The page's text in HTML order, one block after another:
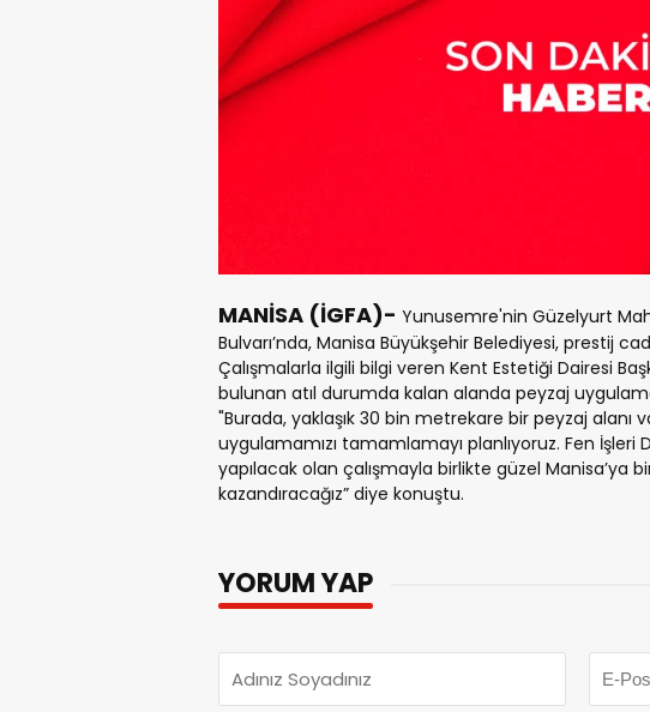
MANİSA (İGFA)- Yunusemre'nin Güzelyurt
Bulvarı’nda, Manisa Büyükşehir Belediyesi, prestij
Çalışmalarla ilgili bilgi veren Kent Estetiği Dairesi
bulunan atıl durumda kalan alanda peyzaj
"Burada, yaklaşık 30 bin metrekare bir peyzaj alanı
uygulamamızı tamamlamayı planlıyoruz. Fen İşleri
yapılacak olan çalışmayla birlikte güzel Manisa’ya
kazandıracağız” diye konuştu.
YORUM YAP